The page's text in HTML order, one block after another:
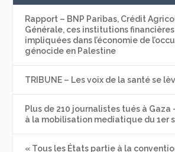
Rapport – BNP Paribas, Crédit
Générale, ces institutions
impliquées dans l’économie de
génocide en Palestine
TRIBUNE – Les voix de la santé se
Plus de 210 journalistes tués à Gaza
à la mobilisation mediatique du 1er
« Tous les États partie à la